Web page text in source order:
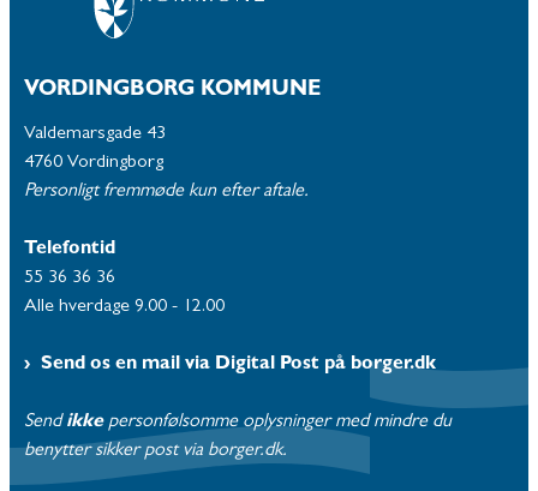
VORDINGBORG KOMMUNE
Valdemarsgade 43
4760 Vordingborg
Personligt fremmøde kun efter aftale.
Telefontid
55 36 36 36
Alle hverdage 9.00 - 12.00
Send os en mail via Digital Post på borger.dk
Send ikke personfølsomme oplysninger med mindre du
benytter sikker post via borger.dk.